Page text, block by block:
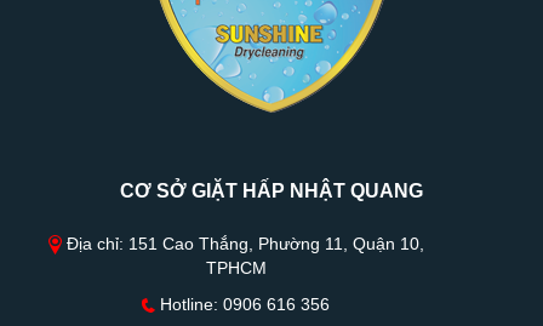
CƠ SỞ GIẶT HẤP NHẬT QUANG
Địa chỉ: 151 Cao Thắng, Phường 11, Quận 10,
TPHCM
Hotline: 0906 616 356